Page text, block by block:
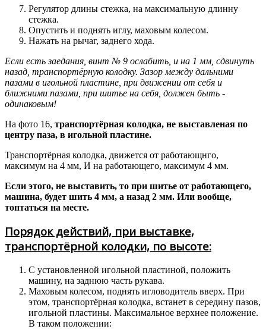
Регулятор длины стежка, на максимальную длинну
стежка.
Опустить и поднять иглу, маховым колесом.
Нажать на рычаг, заднего хода.
Если есть заедания, винт № 9 ослабить, и на 1 мм, сдвинуть
назад, транспортёрную колодку. Зазор между дальними
пазами в игольной пластине, при движении от себя и
ближними пазами, при шитье на себя, должен быть -
одинаковым!
На фото 16, транспортёрная колодка, не выставленая по
центру паза, в игольной пластине.
Транспортёрная колодка, движется от работающнго,
максимум на 4 мм, И на работающего, максимум 4 мм.
Если этого, не выставить, то при шитье от работающего,
машина, будет шить 4 мм, а назад 2 мм. Или вообще,
топтаться на месте.
Порядок действий, при выставке,
транспортёрной колодки, по высоте:
С установленной игольной пластиной, положить
машину, на заднюю часть рукава.
Маховым колесом, поднять игловодитель вверх. При
этом, транспортёрная колодка, встанет в середину пазов,
игольной пластины. Максимальное верхнее положение.
В таком положении: